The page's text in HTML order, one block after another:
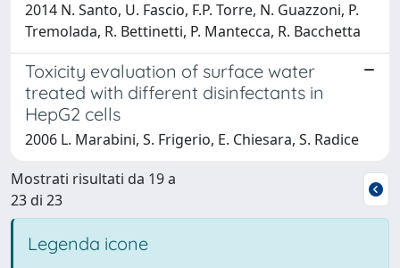
2014 N. Santo, U. Fascio, F.P. Torre, N. Guazzoni, P.
Tremolada, R. Bettinetti, P. Mantecca, R. Bacchetta
Toxicity evaluation of surface water
treated with different disinfectants in
HepG2 cells
2006 L. Marabini, S. Frigerio, E. Chiesara, S. Radice
Mostrati risultati da 19 a
23 di 23
Legenda icone